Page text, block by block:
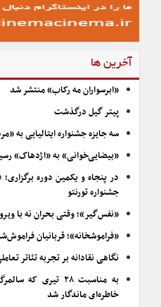
آخرین ها
«ابرسواران مه رکاب» منتشر شد
پیتر گیل درگذشت
سه جایزه جشنواره ایتالیایی به
«بیضایی‌خوانی» به «اژدهاک»
در پنجاه و یکمین دوره
جشنواره تورنتو
«نفس‌گیر»؛ وقتی بحران نه با
«فراموشخانه»؛ قربانیان
نگاهی نقادانه بر تجربه تئاتر
به مناسبت ۲۸
خاطره‌ای ماندگار شد